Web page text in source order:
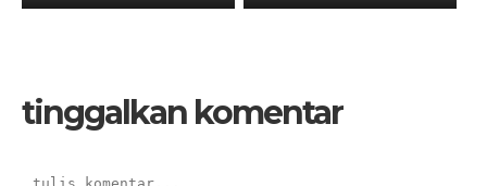
tinggalkan komentar